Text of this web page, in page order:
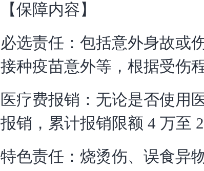
【保障内容】
必选责任：包括意外身故或
接种疫苗意外等，根据受伤
医疗费报销：无论是否使用
报销，累计报销限额 4 万至
特色责任：烧烫伤、误食异